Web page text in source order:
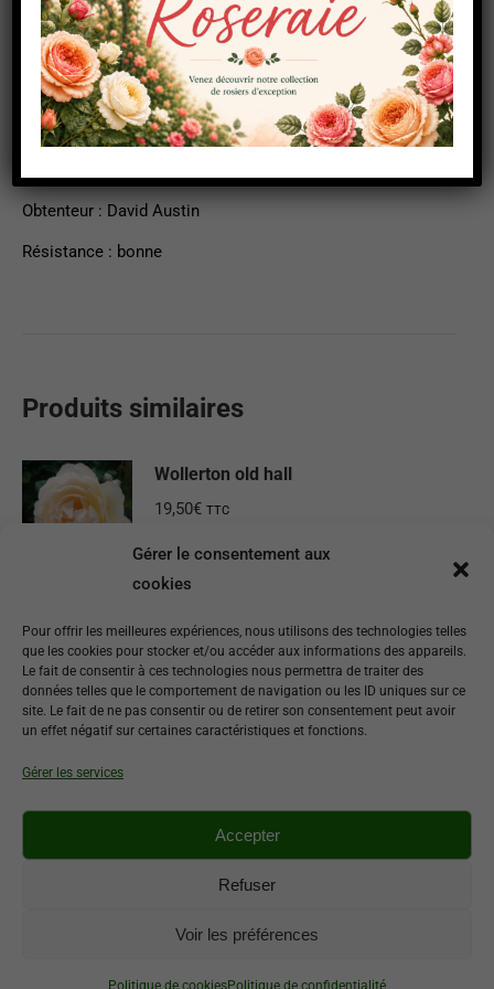
Gérer le consentement aux
cookies
Pour offrir les meilleures expériences, nous utilisons des technologies telles
que les cookies pour stocker et/ou accéder aux informations des appareils.
Le fait de consentir à ces technologies nous permettra de traiter des
données telles que le comportement de navigation ou les ID uniques sur ce
site. Le fait de ne pas consentir ou de retirer son consentement peut avoir
un effet négatif sur certaines caractéristiques et fonctions.
Gérer les services
Accepter
Refuser
Voir les préférences
Politique de cookiesPolitique de confidentialité
Description
Informations complémentaires
Forme : Grimpant
Obtenteur : David Austin
Résistance : bonne
Produits similaires
Wollerton old hall
19,50€ TTC
Roald Dahl
17,90€ TTC
Ajouter au panier
17,90€ TTC
Pépiniaire Laïta- Route de Lorient - 29360 Clohars-Carnoët -